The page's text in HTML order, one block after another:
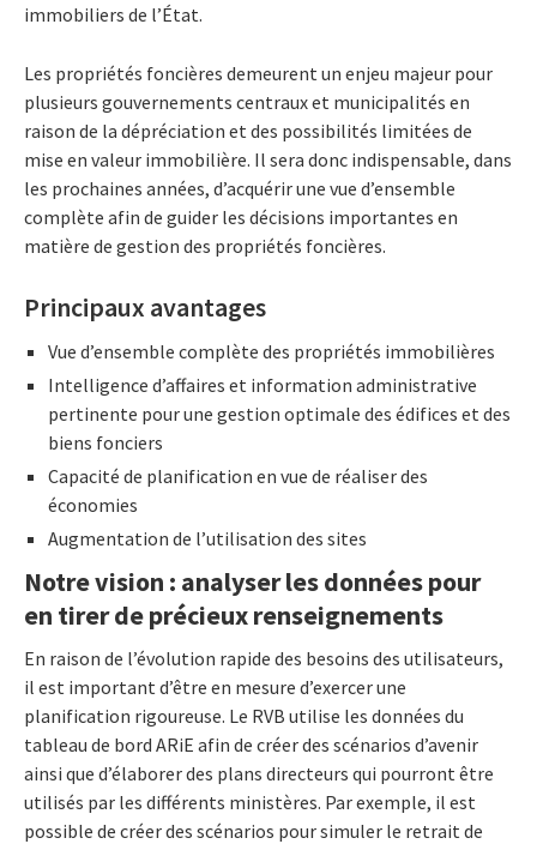
immobiliers de l’État.
Les propriétés foncières demeurent un enjeu majeur pour
plusieurs gouvernements centraux et municipalités en
raison de la dépréciation et des possibilités limitées de
mise en valeur immobilière. Il sera donc indispensable, dans
les prochaines années, d’acquérir une vue d’ensemble
complète afin de guider les décisions importantes en
matière de gestion des propriétés foncières.
Principaux avantages
Vue d’ensemble complète des propriétés immobilières
Intelligence d’affaires et information administrative
pertinente pour une gestion optimale des édifices et des
biens fonciers
Capacité de planification en vue de réaliser des
économies
Augmentation de l’utilisation des sites
Notre vision : analyser les données pour
en tirer de précieux renseignements
En raison de l’évolution rapide des besoins des utilisateurs,
il est important d’être en mesure d’exercer une
planification rigoureuse. Le RVB utilise les données du
tableau de bord ARiE afin de créer des scénarios d’avenir
ainsi que d’élaborer des plans directeurs qui pourront être
utilisés par les différents ministères. Par exemple, il est
possible de créer des scénarios pour simuler le retrait de